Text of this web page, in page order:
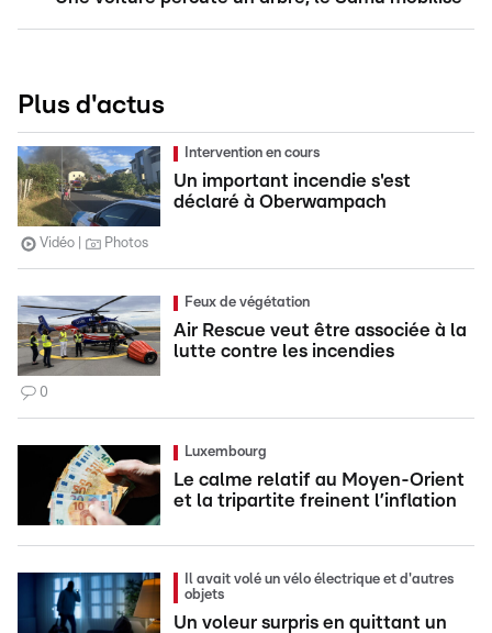
Plus d'actus
Intervention en cours
Un important incendie s'est
déclaré à Oberwampach
Vidéo Photos
Feux de végétation
Air Rescue veut être associée à la
lutte contre les incendies
0
Luxembourg
Le calme relatif au Moyen-Orient
et la tripartite freinent l’inflation
Il avait volé un vélo électrique et d'autres
objets
Un voleur surpris en quittant un